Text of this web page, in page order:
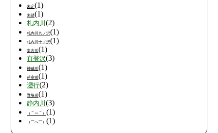
未定(1)
未踏(1)
札内川 (2)
札内川九ノ沢(1)
札内川十ノ沢(1)
楽古岳(1)
直登沢(3)
神威岳(1)
芽室岳(1)
遡行(2)
野塚岳(1)
静内川 (3)
（⌒ー⌒） (1)
（￣へ￣） (1)